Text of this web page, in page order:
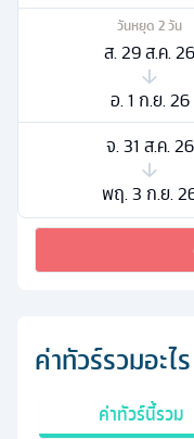
วันหยุด 2วัน
ส. 29 ส.ค. 26
อ. 1 ก.ย. 26
จ. 31 ส.ค. 26
พฤ. 3 ก.ย.
ค่าทัวร์รวมอะไร
ค่าทัวร์นี้รวม